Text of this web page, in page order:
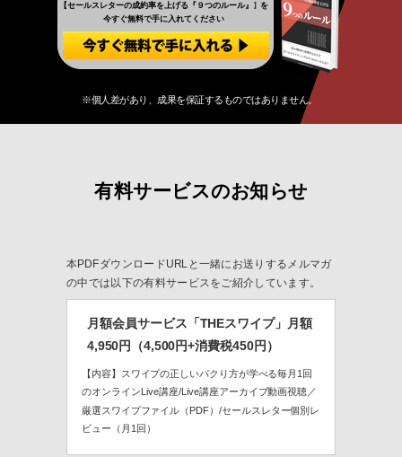
【セールスレターの成約率を上げる『９つのルール』 】
を
今すぐ無料で手に入れてください
月額会員サービス 「THEスワイプ」月額
4,950円（4,500円+消費税450円）
【内容】スワイプの正しいパクり方が学べる毎月1回
のオンラインLive講座/Live講座アーカイブ動画視聴／
厳選スワイプファイル（PDF）/セールスレター個別レ
ビュー（月1回）
本PDFダウンロードURLと一緒にお送りするメルマガ
の中では以下の有料サービスをご紹介しています。
有料サービスのお知らせ
※個人差があり、成果を保証するものではありません。